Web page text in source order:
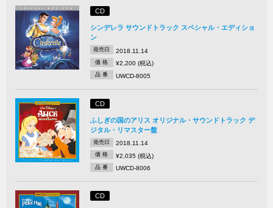
CD
シンデレラ サウンドトラック スペシャル・エディショ
ン
発売日 2018.11.14
価 格 ¥2,200 (税込)
品 番 UWCD-8005
CD
ふしぎの国のアリス オリジナル・サウンドトラック デ
ジタル・リマスター盤
発売日 2018.11.14
価 格 ¥2,035 (税込)
品 番 UWCD-8006
CD